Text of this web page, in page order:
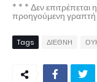
* * * Δεν
προηγούμενη γραπτή
Tags ΔΙΕΘΝΗ